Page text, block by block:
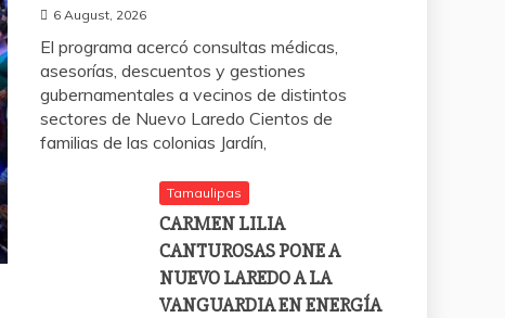
6 August, 2026
El programa acercó consultas médicas,
asesorías, descuentos y gestiones
gubernamentales a vecinos de distintos
sectores de Nuevo Laredo Cientos de
familias de las colonias Jardín,
Tamaulipas
CARMEN LILIA
CANTUROSAS PONE A
NUEVO LAREDO A LA
VANGUARDIA EN ENERGÍA